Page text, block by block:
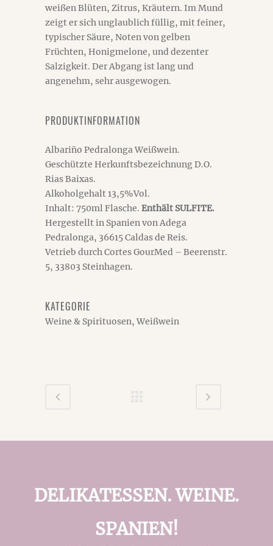
weißen Blüten, Zitrus, Kräutern. Im Mund
zeigt er sich unglaublich füllig, mit feiner,
typischer Säure, Noten von gelben
Früchten, Honigmelone, und dezenter
Salzigkeit. Der Abgang ist lang und
angenehm, sehr ausgewogen.
PRODUKTINFORMATION
Albariño Pedralonga Weißwein.
Geschützte Herkunftsbezeichnung D.O.
Rias Baixas.
Alkoholgehalt 13,5%Vol.
Inhalt: 750ml Flasche. Enthält SULFITE.
Hergestellt in Spanien von Adega
Pedralonga, 36615 Caldas de Reis.
Vetrieb durch Cortes GourMed – Beerenstr.
5, 33803 Steinhagen.
KATEGORIE
Weine & Spirituosen, Weißwein
DELIKATESSEN. WEINE.
SPANIEN!